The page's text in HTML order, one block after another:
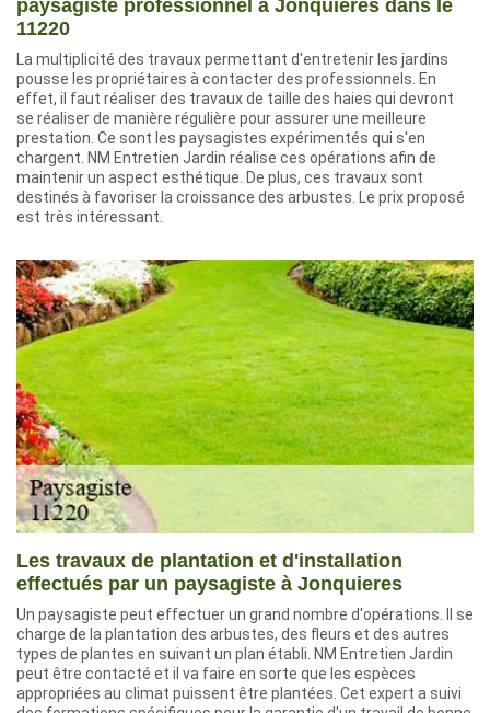
paysagiste professionnel à Jonquieres dans le
11220
La multiplicité des travaux permettant d'entretenir les jardins
pousse les propriétaires à contacter des professionnels. En
effet, il faut réaliser des travaux de taille des haies qui devront
se réaliser de manière régulière pour assurer une meilleure
prestation. Ce sont les paysagistes expérimentés qui s'en
chargent. NM Entretien Jardin réalise ces opérations afin de
maintenir un aspect esthétique. De plus, ces travaux sont
destinés à favoriser la croissance des arbustes. Le prix proposé
est très intéressant.
Les travaux de plantation et d'installation
effectués par un paysagiste à Jonquieres
Un paysagiste peut effectuer un grand nombre d'opérations. Il se
charge de la plantation des arbustes, des fleurs et des autres
types de plantes en suivant un plan établi. NM Entretien Jardin
peut être contacté et il va faire en sorte que les espèces
appropriées au climat puissent être plantées. Cet expert a suivi